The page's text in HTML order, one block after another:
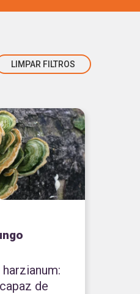
RECENTES
LIMPAR FILTROS
de